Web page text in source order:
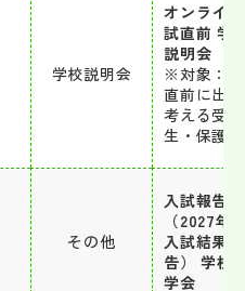
学校説明会
オンライ
試直前 学
説明会
※対象：
直前に出
考える受験
生・保護者
その他
入試報告会
（2027年
入試結果報
告） 学校
学会